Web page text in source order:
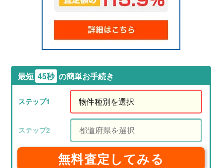
最短 45秒 の簡単お手続き
無料査定してみる